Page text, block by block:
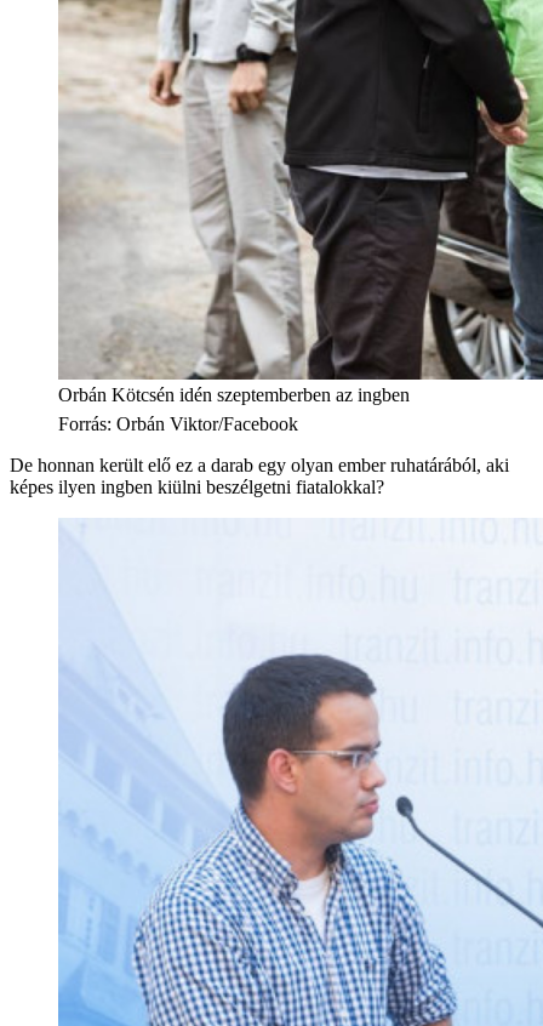
Orbán Kötcsén idén szeptemberben az ingben
Forrás: Orbán Viktor/Facebook
De honnan került elő ez a darab egy olyan ember ruhatárából, aki
képes ilyen ingben kiülni beszélgetni fiatalokkal?